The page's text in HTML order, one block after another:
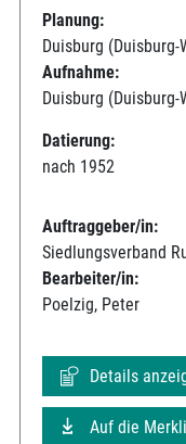
Planung:
Duisburg (Duisburg-
Aufnahme:
Duisburg (Duisburg-
Datierung:
nach 1952
Auftraggeber/in:
Siedlungsverband
Bearbeiter/in:
Poelzig, Peter
Details
Auf die